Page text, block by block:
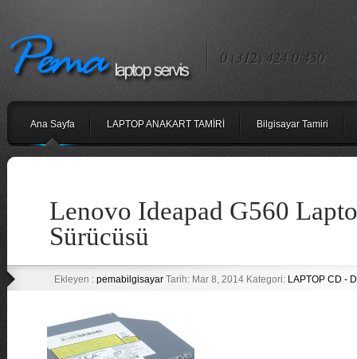
0 (312) 424 0 450
Ana Sayfa LAPTOP ANAKART TAMİRİ Bilgisayar Tamiri
Lenovo Ideapad G560
Sürücüsü
Ekleyen : pemabilgisayarTarih: Mar 8, 2014 Kategori: LAPTOP CD -